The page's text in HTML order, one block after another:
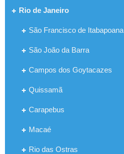
Rio de Janeiro
São Francisco de Itabapoana
São João da Barra
Campos dos Goytacazes
Quissamã
Carapebus
Macaé
Rio das Ostras